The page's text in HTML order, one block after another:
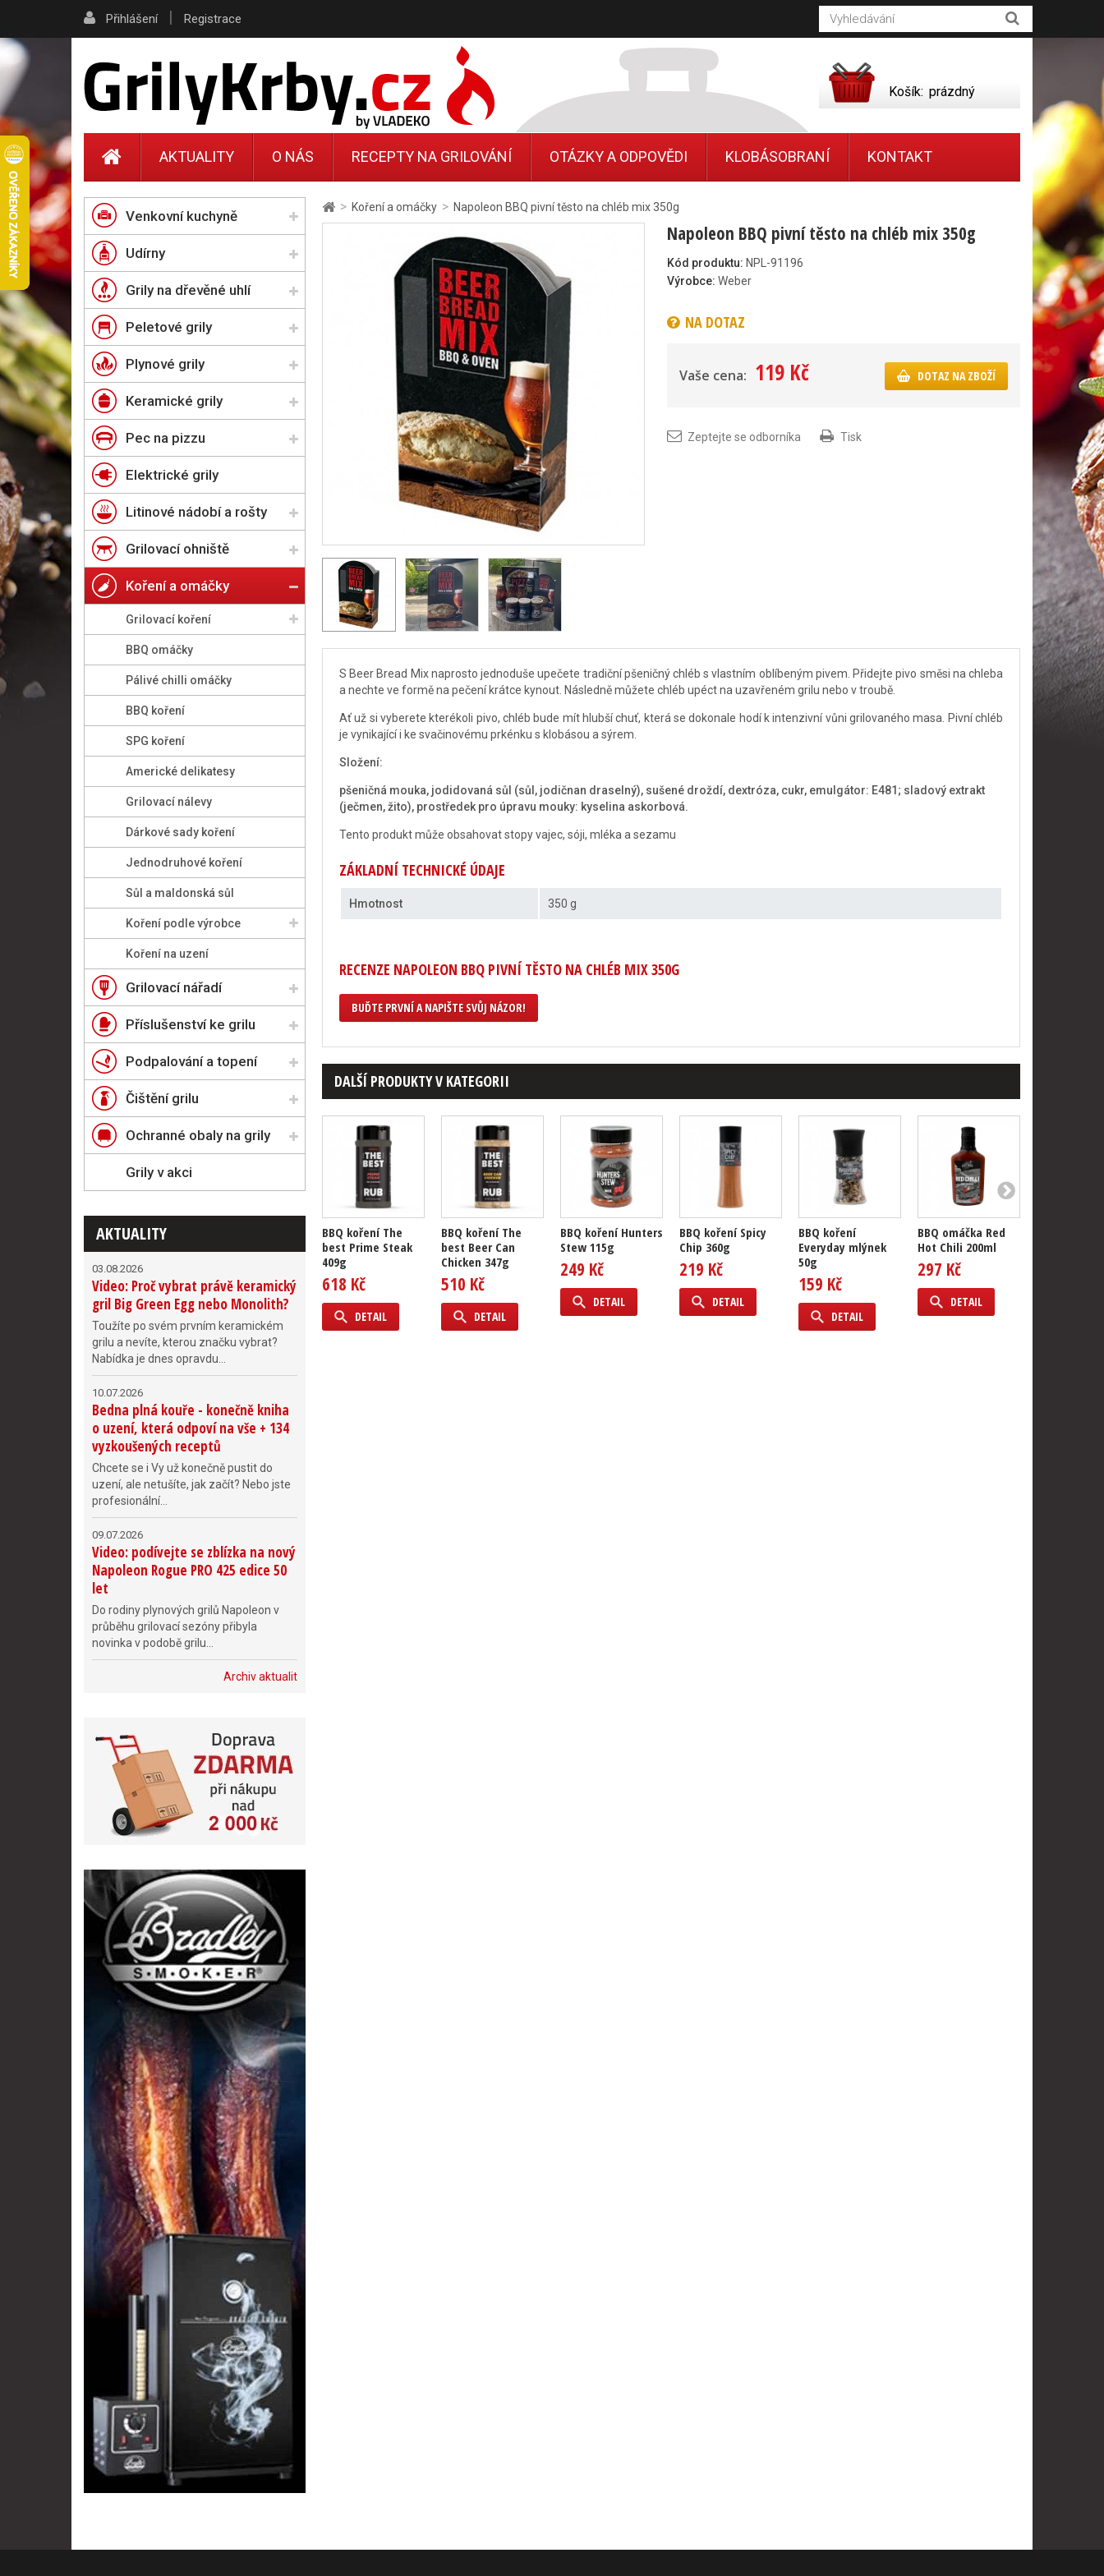
> Koření a omáčky > Napoleon BBQ pivní těsto na chléb mix 350g
Napoleon BBQ pivní těsto na chléb mix 350g
Kód produktu: NPL-91196
Výrobce: Weber
NA DOTAZ
Vaše cena: 119 Kč DOTAZ NA ZBOŽÍ
Zeptejte se odborníka Tisk
S Beer Bread Mix naprosto jednoduše upečete tradiční pšeničný chléb s vlastním oblíbeným pivem. Přidejte pivo směsi na chleba
a nechte ve formě na pečení krátce kynout. Následně můžete chléb upéct na uzavřeném grilu nebo v troubě.
Ať už si vyberete kterékoli pivo, chléb bude mít hlubší chuť, která se dokonale hodí k intenzivní vůni grilovaného masa. Pivní chléb
je vynikající i ke svačinovému prkénku s klobásou a sýrem.
Složení:
pšeničná mouka, jodidovaná sůl (sůl, jodičnan draselný), sušené droždí, dextróza, cukr, emulgátor: E481; sladový extrakt
(ječmen, žito), prostředek pro úpravu mouky: kyselina askorbová.
Tento produkt může obsahovat stopy vajec, sóji, mléka a sezamu
ZÁKLADNÍ TECHNICKÉ ÚDAJE
Hmotnost 350 g
RECENZE NAPOLEON BBQ PIVNÍ TĚSTO NA CHLÉB MIX 350G
BUĎTE PRVNÍ A NAPIŠTE SVŮJ NÁZOR!
DALŠÍ PRODUKTY V KATEGORII
BBQ koření The
best Prime Steak
409g
618 Kč
DETAIL
BBQ koření The
best Beer Can
Chicken 347g
510 Kč
DETAIL
BBQ koření Hunters
Stew 115g
249 Kč
DETAIL
BBQ koření Spicy
Chip 360g
219 Kč
DETAIL
BBQ koření
Everyday mlýnek
50g
159 Kč
DETAIL
BBQ omáčka Red
Hot Chili 200ml
297 Kč
DETAIL
Venkovní kuchyně
Udírny
Grily na dřevěné uhlí
Peletové grily
Plynové grily
Keramické grily
Pec na pizzu
Elektrické grily
Litinové nádobí a rošty
Grilovací ohniště
Koření a omáčky
Grilovací koření
BBQ omáčky
Pálivé chilli omáčky
BBQ koření
SPG koření
Americké delikatesy
Grilovací nálevy
Dárkové sady koření
Jednodruhové koření
Sůl a maldonská sůl
Koření podle výrobce
Koření na uzení
Grilovací nářadí
Příslušenství ke grilu
Podpalování a topení
Čištění grilu
Ochranné obaly na grily
Grily v akci
AKTUALITY
03.08.2026
Video: Proč vybrat právě keramický
gril Big Green Egg nebo Monolith?
Toužíte po svém prvním keramickém
grilu a nevíte, kterou značku vybrat?
Nabídka je dnes opravdu...
10.07.2026
Bedna plná kouře - konečně kniha
o uzení, která odpoví na vše + 134
vyzkoušených receptů
Chcete se i Vy už konečně pustit do
uzení, ale netušíte, jak začít? Nebo jste
profesionální...
09.07.2026
Video: podívejte se zblízka na nový
Napoleon Rogue PRO 425 edice 50
let
Do rodiny plynových grilů Napoleon v
průběhu grilovací sezóny přibyla
novinka v podobě grilu...
Archiv aktualit
Přihlášení | Registrace
Košík: prázdný
AKTUALITY O NÁS RECEPTY NA GRILOVÁNÍ OTÁZKY A ODPOVĚDI KLOBÁSOBRANÍ KONTAKT